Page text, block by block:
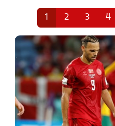
1 2 3 4